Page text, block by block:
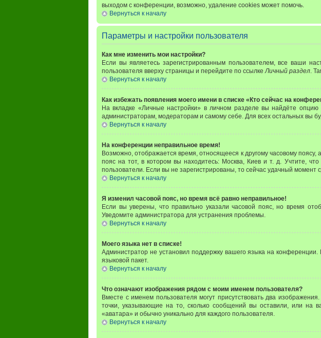
выходом с конференции, возможно, удаление cookies может помочь.
Вернуться к началу
Параметры и настройки пользователя
Как мне изменить мои настройки?
Если вы являетесь зарегистрированным пользователем, все ваши
пользователя вверху страницы и перейдите по ссылкеЛичный раздел.
Вернуться к началу
Как избежать появления моего имени в списке «Кто сейчас на
На вкладке «Личные настройки» в личном разделе вы найдёте опцию
администраторам, модераторам и самому себе. Для всех остальных вы
Вернуться к началу
На конференции неправильное время!
Возможно, отображается время, относящееся к другому часовому поясу,
пояс на тот, в котором вы находитесь: Москва, Киев и т. д. Учтите,
пользователи. Если вы не зарегистрированы, то сейчас удачный момент
Вернуться к началу
Я изменил часовой пояс, но время всё равно неправильное!
Если вы уверены, что правильно указали часовой пояс, но время
Уведомите администратора для устранения проблемы.
Вернуться к началу
Моего языка нет в списке!
Администратор не установил поддержку вашего языка на
языковой пакет.
Вернуться к началу
Что означают изображения рядом с моим именем пользователя?
Вместе с именем пользователя могут присутствовать два
точки, указывающие на то, сколько сообщений вы оставили, или на
«аватара» и обычно уникально для каждого пользователя.
Вернуться к началу